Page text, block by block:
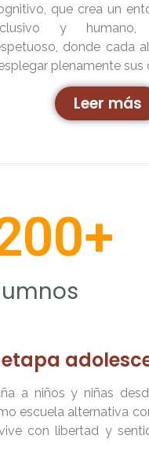
que crea un
y
donde cada
plenamente sus
Leer más
+
a niños y niñas
escuela alternativa
con libertad y